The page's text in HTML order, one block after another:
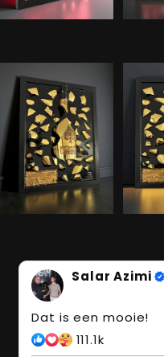
Salar Azimi
Dat is een mooie!
111.1k